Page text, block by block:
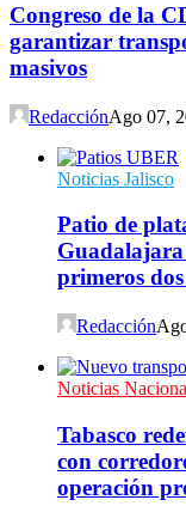
Congreso de la
garantizar
masivos
RedacciónAgo 07,
Noticias Jalisco
Patio de
Guadalajara
primeros dos
Redacción
Noticias
Tabasco
con
operación